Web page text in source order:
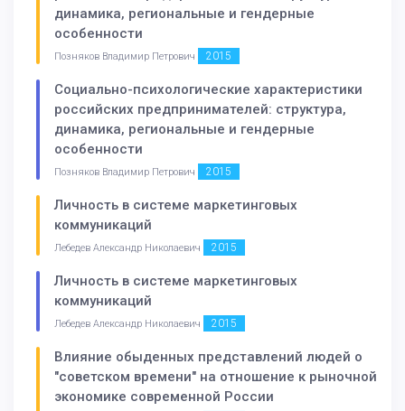
динамика, региональные и гендерные
особенности
Позняков Владимир Петрович 2015
Социально-психологические характеристики
российских предпринимателей: структура,
динамика, региональные и гендерные
особенности
Позняков Владимир Петрович 2015
Личность в системе маркетинговых
коммуникаций
Лебедев Александр Николаевич 2015
Личность в системе маркетинговых
коммуникаций
Лебедев Александр Николаевич 2015
Влияние обыденных представлений людей о
"советском времени" на отношение к рыночной
экономике современной России